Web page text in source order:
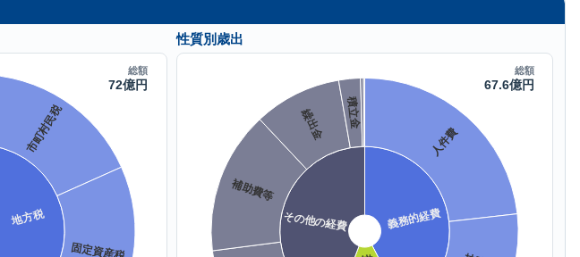
性質別歳出